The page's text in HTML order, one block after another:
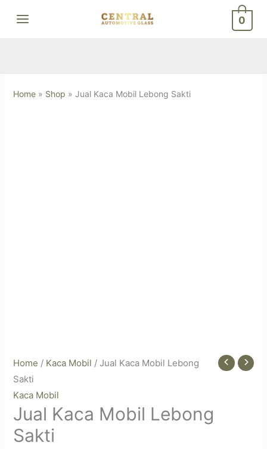
0
Home» Shop » Jual Kaca Mobil Lebong Sakti
Home / Kaca Mobil / Jual Kaca Mobil Lebong
Sakti
Kaca Mobil
Jual Kaca Mobil Lebong
Sakti